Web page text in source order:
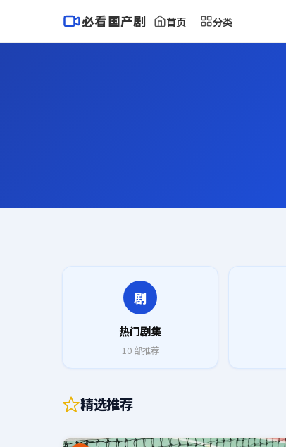
必看国产剧 首页 分类
剧
热门剧集
10部推荐
精选推荐